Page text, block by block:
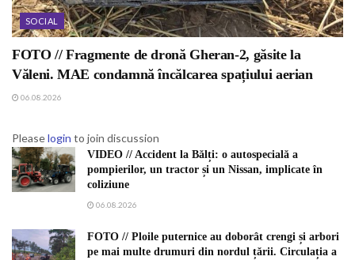
SOCIAL
FOTO // Fragmente de dronă Gheran-2, găsite la
Văleni. MAE condamnă încălcarea spațiului aerian
06.08.2026
Pleaselogin to join discussion
VIDEO // Accident la Bălți: o autospecială a
pompierilor, un tractor și un Nissan, implicate în
coliziune
06.08.2026
FOTO // Ploile puternice au doborât crengi și arbori
pe mai multe drumuri din nordul țării. Circulația a